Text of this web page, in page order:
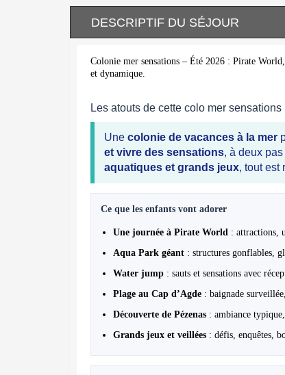
DESCRIPTIF DU SÉJOUR
Colonie mer sensations – Été 2026 : Pirate
et dynamique.
Les atouts de cette colo mer sensations
Une colonie de vacances à la mer
et vivre des sensations, à deux
aquatiques et grands jeux, tout est
Ce que les enfants vont adorer
Une journée à Pirate World : attractions,
Aqua Park géant : structures gonflables,
Water jump : sauts et sensations avec
Plage au Cap d’Agde : baignade
Découverte de Pézenas : ambiance
Grands jeux et veillées : défis, enquêtes,